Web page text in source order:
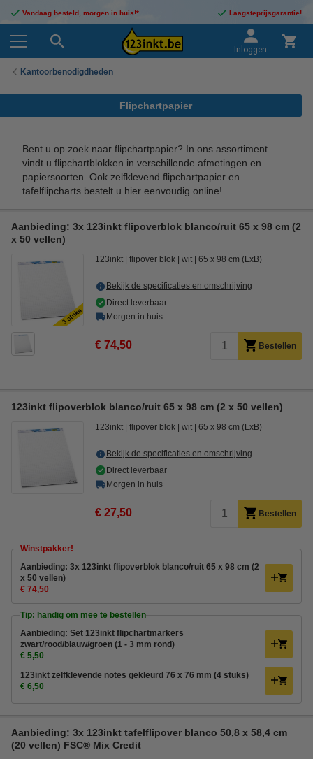
Vandaag besteld, morgen in huis!* Laagsteprijsgarantie!
Inloggen
Kantoorbenodigdheden
Flipchartpapier
Bent u op zoek naar flipchartpapier? In ons assortiment
vindt u flipchartblokken in verschillende afmetingen en
papiersoorten. Ook zelfklevend flipchartpapier en
tafelflipcharts bestelt u hier eenvoudig online!
Aanbieding: 3x 123inkt flipoverblok blanco/ruit 65 x 98 cm (2
x 50 vellen)
123inkt flipover blok wit 65 x 98 cm (LxB)
Bekijk de specificaties en omschrijving
Direct leverbaar
Morgen in huis
€ 74,50 Bestellen
123inkt flipoverblok blanco/ruit 65 x 98 cm (2 x 50 vellen)
123inkt flipover blok wit 65 x 98 cm (LxB)
Bekijk de specificaties en omschrijving
Direct leverbaar
Morgen in huis
€ 27,50 Bestellen
Winstpakker!
Aanbieding: 3x 123inkt flipoverblok blanco/ruit 65 x 98 cm (2
x 50 vellen)
€ 74,50
Tip: handig om mee te bestellen
Aanbieding: Set 123inkt flipchartmarkers
zwart/rood/blauw/groen (1 - 3 mm rond)
€ 5,50
123inkt zelfklevende notes gekleurd 76 x 76 mm (4 stuks)
€ 6,50
Aanbieding: 3x 123inkt tafelflipover blanco 50,8 x 58,4 cm
(20 vellen) FSC® Mix Credit